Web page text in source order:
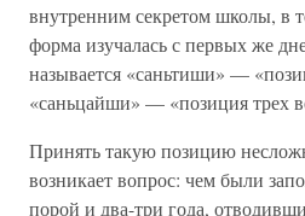
внутренним секретом школы, в
форма изучалась с первых же
называется «саньтиши» —
«саньцайши» — «позиция трех
Принять такую позицию
возникает вопрос: чем были
порой и два-три года,